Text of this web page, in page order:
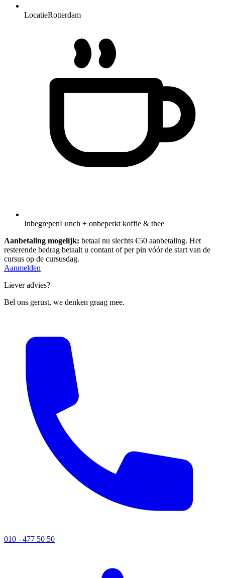
LocatieRotterdam
InbegrepenLunch + onbeperkt koffie & thee
Aanbetaling mogelijk: betaal nu slechts €50 aanbetaling. Het
resterende bedrag betaalt u contant of per pin vóór de start van de
cursus op de cursusdag.
Aanmelden
Liever advies?
Bel ons gerust, we denken graag mee.
010 - 477 50 50